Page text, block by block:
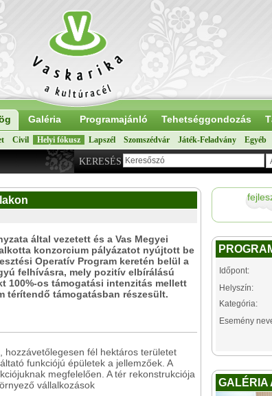
Galéria Programajánló Tehetséggondozás
Civil Helyi fókusz Lapszél Szomszédvár Játék-Feladvány Egyéb
KERESÉS
által vezetett és a Vas Megyei
konzorcium pályázatot nyújtott be
Operatív Program keretén belül a
felhívásra, mely pozitív elbírálású
100%-os támogatási intenzitás mellett
térítendő támogatásban részesült.
hozzávetőlegesen fél hektáros területet
funkciójú épületek a jellemzőek. A
megfelelően. A tér rekonstrukciója
vállalkozások
Időpont:
Helyszín:
Kategória:
Esemény
GALÉRIA